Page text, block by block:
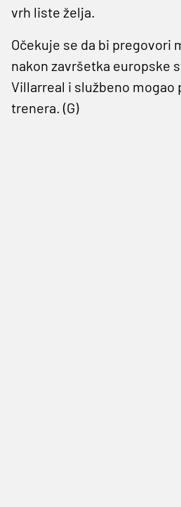
vrh liste želja.
Očekuje se da bi pregovori
nakon završetka europske
Villarreal i službeno
trenera. (G)